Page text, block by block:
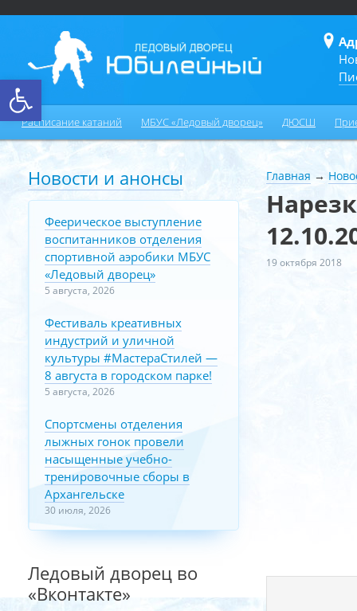
Открыть панель инструментов
Расписание катаний МБУС «Ледовый дворец» ДЮСШ
Главная →
19 октября 2018
Новости и анонсы
Феерическое выступление
воспитанников отделения
спортивной аэробики МБУС
«Ледовый дворец»
5 августа, 2026
Фестиваль креативных
индустрий и уличной
культуры #МастераСтилей —
8 августа в городском парке!
5 августа, 2026
Спортсмены отделения
лыжных гонок провели
насыщенные учебно-
тренировочные сборы в
Архангельске
30 июля, 2026
Ледовый дворец во
«Вконтакте»